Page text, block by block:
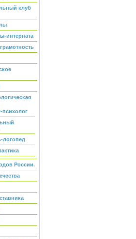
клуб
интерната
психолог
логопед
России.